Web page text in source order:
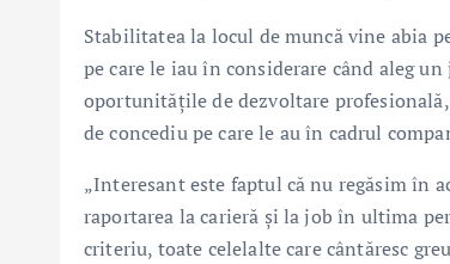
Stabilitatea la locul de muncă vine abia
pe care le iau în considerare când aleg
oportunitățile de dezvoltare
de concediu pe care le au în cadrul
„Interesant este faptul că nu regăsim în
raportarea la carieră și la job în ultima
criteriu, toate celelalte care cântăresc